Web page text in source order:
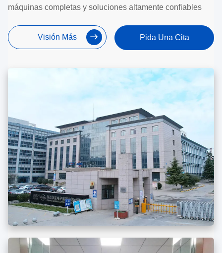
máquinas completas y soluciones altamente confiables
Visión Más Pida Una Cita